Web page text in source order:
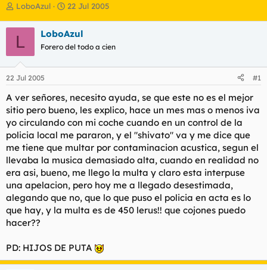
I
i
c
i
a
d
o
d
e
l
t
e
a
LoboAzul
F
h
a
e
i
c
i
o
22 Jul 2005
L LoboAzul
Forero del todo a cien
22 Jul 2005 #1
A ver señores, necesito ayuda, se que este no es el mejor
sitio pero bueno, les explico, hace un mes mas o menos iva
yo circulando con mi coche cuando en un control de la
policia local me pararon, y el "shivato" va y me dice que
me tiene que multar por contaminacion acustica, segun el
llevaba la musica demasiado alta, cuando en realidad no
era asi, bueno, me llego la multa y claro esta interpuse
una apelacion, pero hoy me a llegado desestimada,
alegando que no, que lo que puso el policia en acta es lo
que hay, y la multa es de 450 lerus!! que cojones puedo
hacer??
PD: HIJOS DE PUTA